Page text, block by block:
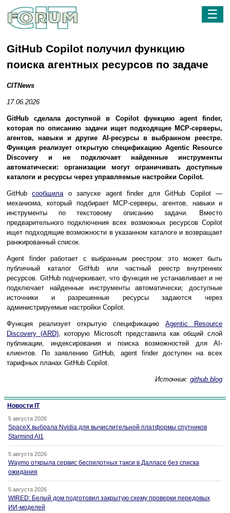
☰
GitHub Copilot получил функцию
поиска агентных ресурсов по задаче
CITNews
17.06.2026
GitHub сделала доступной в Copilot функцию agent finder,
которая по описанию задачи ищет подходящие MCP-серверы,
агентов, навыки и другие AI-ресурсы в выбранном реестре.
Функция реализует открытую спецификацию Agentic Resource
Discovery и не подключает найденные инструменты
автоматически: организации могут ограничивать доступные
каталоги и ресурсы через управляемые настройки Copilot.
GitHubсообщила о запуске agent finder для GitHub Copilot —
механизма, который подбирает MCP-серверы, агентов, навыки и
инструменты по текстовому описанию задачи. Вместо
предварительного подключения всех возможных ресурсов Copilot
ищет подходящие возможности в указанном каталоге и возвращает
ранжированный список.
Agent finder работает с выбранным реестром: это может быть
публичный каталог GitHub или частный реестр внутренних
ресурсов. GitHub подчеркивает, что функция не устанавливает и не
подключает найденные инструменты автоматически; доступные
источники и разрешенные ресурсы задаются через
администрируемые настройки Copilot.
Функция реализует открытую спецификацию Agentic Resource
Discovery (ARD), которую Microsoft представила как общий слой
публикации, индексирования и поиска возможностей для AI-
клиентов. По заявлению GitHub, agent finder доступен на всех
тарифных планах GitHub Copilot.
Источник: github.blog
Новости IT
5 августа 2026
SpaceX выбрала Nvidia для вычислительной платформы спутников
Starmind AI1
5 августа 2026
Waymo открыла сервис беспилотных такси в Далласе без списка
ожидания
5 августа 2026
WIRED: Белый дом подготовил закрытую схему проверки передовых
ИИ-моделей